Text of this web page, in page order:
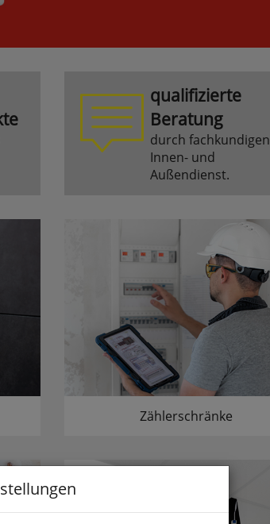
qualifizierte
Beratung
durch fachkundigen
Innen- und
Außendienst.
Zählerschränke